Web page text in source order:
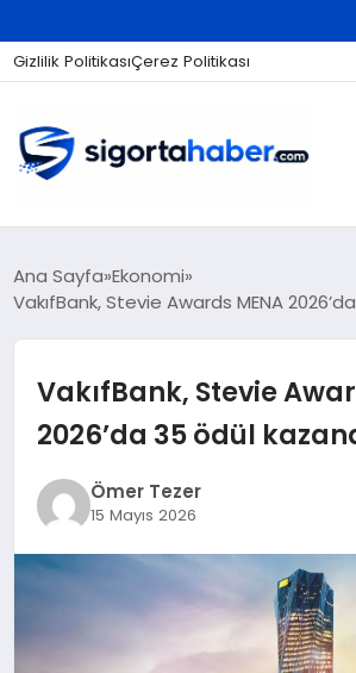
Gizlilik PolitikasıÇerez Politikası
SIGORTA
EKONOMI
BILIM VE TEKNOLOJI
Ana Sayfa Ekonomi
VakıfBank, Stevie Awards MENA
VakıfBank, Stevie
2026’da 35 ödül
Ömer Tezer
15 Mayıs 2026